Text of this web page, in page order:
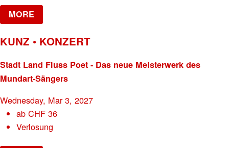
MORE
KUNZ • KONZERT
Stadt Land Fluss Poet - Das neue Meisterwerk des
Mundart-Sängers
Wednesday, Mar 3, 2027
abCHF 36
Verlosung